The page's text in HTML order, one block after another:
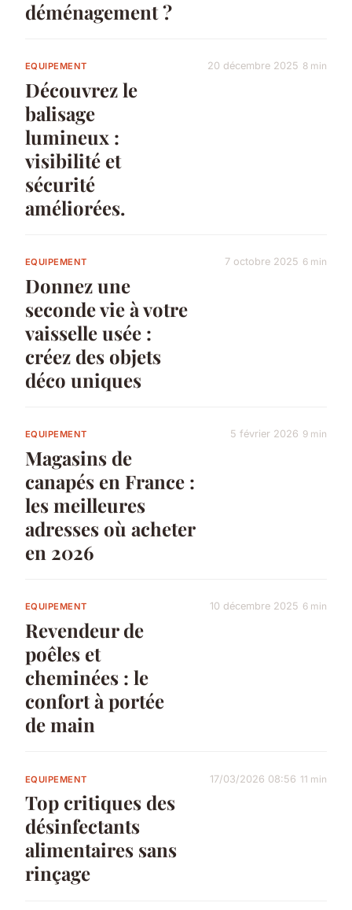
déménagement ?
EQUIPEMENT
Découvrez le
balisage
lumineux :
visibilité et
sécurité
améliorées.
20 décembre 2025 8 min
EQUIPEMENT
Donnez une
seconde vie à votre
vaisselle usée :
créez des objets
déco uniques
7 octobre 2025 6 min
EQUIPEMENT
Magasins de
canapés en France :
les meilleures
adresses où acheter
en 2026
5 février 2026 9 min
EQUIPEMENT
Revendeur de
poêles et
cheminées : le
confort à portée
de main
10 décembre 2025 6 min
EQUIPEMENT
Top critiques des
désinfectants
alimentaires sans
rinçage
17/03/2026 08:56 11 min